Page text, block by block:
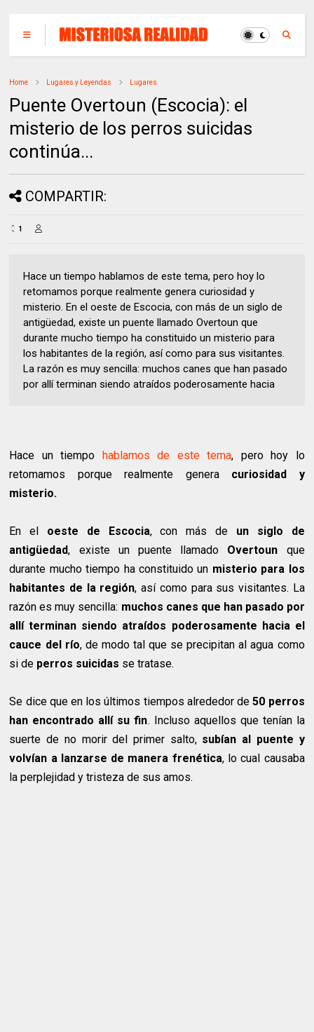
Home Lugares y Leyendas Lugares
Puente Overtoun (Escocia): el
misterio de los perros suicidas
continúa...
COMPARTIR:
1
Hace un tiempo hablamos de este tema, pero hoy lo
retomamos porque realmente genera curiosidad y
misterio. En el oeste de Escocia, con más de un siglo de
antigüedad, existe un puente llamado Overtoun que
durante mucho tiempo ha constituido un misterio para
los habitantes de la región, así como para sus visitantes.
La razón es muy sencilla: muchos canes que han pasado
por allí terminan siendo atraídos poderosamente hacia
Hace un tiempo hablamos de este tema, pero hoy lo
retomamos porque realmente genera curiosidad y
misterio.
En el oeste de Escocia, con más de un siglo de
antigüedad, existe un puente llamado Overtoun que
durante mucho tiempo ha constituido un misterio para los
habitantes de la región, así como para sus visitantes. La
razón es muy sencilla: muchos canes que han pasado por
allí terminan siendo atraídos poderosamente hacia el
cauce del río, de modo tal que se precipitan al agua como
si de perros suicidas se tratase.
Se dice que en los últimos tiempos alrededor de50 perros
han encontrado allí su fin. Incluso aquellos que tenían la
suerte de no morir del primer salto, subían al puente y
volvían a lanzarse de manera frenética, lo cual causaba
la perplejidad y tristeza de sus amos.